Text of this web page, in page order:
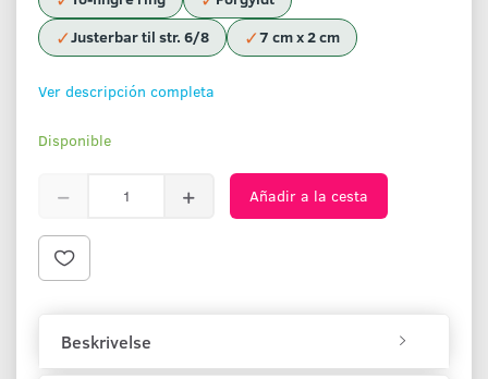
✓Justerbar til str. 6/8 ✓7 cm x 2 cm
Ver descripción completa
Disponible
Añadir a la cesta
Beskrivelse